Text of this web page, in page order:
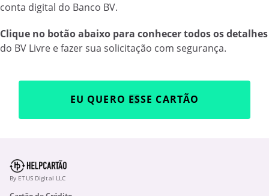
conta digital do Banco BV.
Clique no botão abaixo para conhecer todos os detalhes
do BV Livre e fazer sua solicitação com segurança.
EU QUERO ESSE CARTÃO
By ETUS Digital LLC